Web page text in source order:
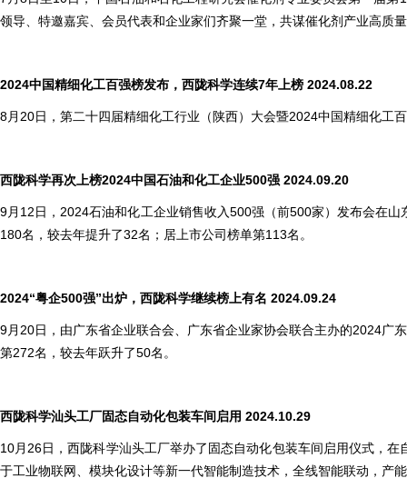
领导、特邀嘉宾、会员代表和企业家们齐聚一堂，共谋催化剂产业高质
2024中国精细化工百强榜发布，西陇科学连续7年上榜 2024.08.22
8月20日，第二十四届精细化工行业（陕西）大会暨2024中国精细化工
西陇科学再次上榜2024中国石油和化工企业500强 2024.09.20
9月12日，2024石油和化工企业销售收入500强（前500家）发布会在
180名，较去年提升了32名；居上市公司榜单第113名。
2024“粤企500强”出炉，西陇科学继续榜上有名 2024.09.24
9月20日，由广东省企业联合会、广东省企业家协会联合主办的2024广
第272名，较去年跃升了50名。
西陇科学汕头工厂固态自动化包装车间启用 2024.10.29
10月26日，西陇科学汕头工厂举办了固态自动化包装车间启用仪式，
于工业物联网、模块化设计等新一代智能制造技术，全线智能联动，产